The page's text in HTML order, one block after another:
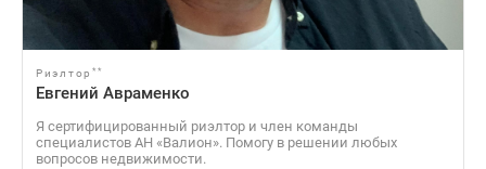
Риэлтор **
Евгений Авраменко
Я сертифицированный риэлтор и член команды
специалистов АН «Валион». Помогу в решении любых
вопросов недвижимости.